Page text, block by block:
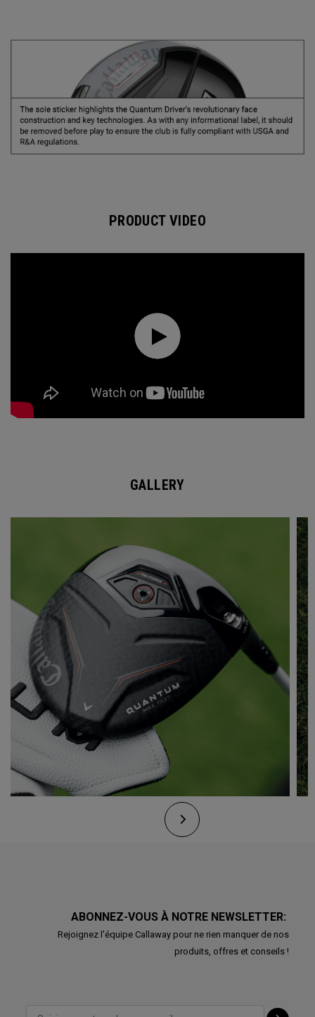
PRODUCT VIDEO
GALLERY
ABONNEZ-VOUS À NOTRE NEWSLETTER:
Rejoignez l'équipe Callaway pour ne rien manquer de nos
produits, offres et conseils !